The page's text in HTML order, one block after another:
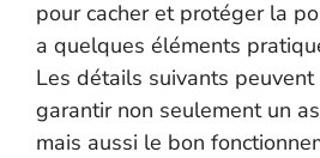
pour cacher et protéger la
a quelques éléments
Les détails suivants peuvent
garantir non seulement un
mais aussi le bon